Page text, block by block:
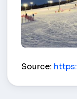
Source: